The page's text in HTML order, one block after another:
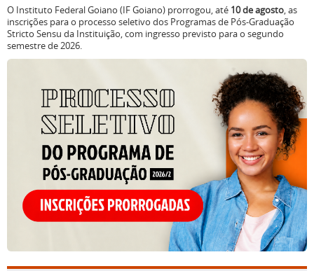
O Instituto Federal Goiano (IF Goiano) prorrogou, até 10 de agosto, as
inscrições para o processo seletivo dos Programas de Pós-Graduação
Stricto Sensu da Instituição, com ingresso previsto para o segundo
semestre de 2026.